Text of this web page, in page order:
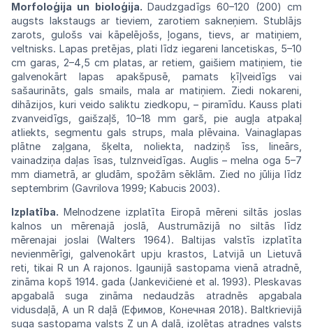
Morfoloģija un bioloģija.Daudzgadīgs 60–120 (200) cm
augsts lakstaugs ar tieviem, zarotiem sakneņiem. Stublājs
zarots, gulošs vai kāpelējošs, ļogans, tievs, ar matiņiem,
veltnisks. Lapas pretējas, plati līdz iegareni lancetiskas, 5–10
cm garas, 2–4,5 cm platas, ar retiem, gaišiem matiņiem, tie
galvenokārt lapas apakšpusē, pamats ķīļveidīgs vai
sašaurināts, gals smails, mala ar matiņiem. Ziedi nokareni,
dihāzijos, kuri veido saliktu ziedkopu, – piramīdu. Kauss plati
zvanveidīgs, gaišzaļš, 10–18 mm garš, pie augļa atpakaļ
atliekts, segmentu gals strups, mala plēvaina. Vainaglapas
plātne zaļgana, šķelta, noliekta, nadziņš īss, lineārs,
vainadziņa daļas īsas, tulznveidīgas. Auglis – melna oga 5–7
mm diametrā, ar gludām, spožām sēklām. Zied no jūlija līdz
septembrim (Gavrilova 1999; Kabucis 2003).
Izplatība.Melnodzene izplatīta Eiropā mēreni siltās joslas
kalnos un mērenajā joslā, Austrumāzijā no siltās līdz
mērenajai joslai (Walters 1964). Baltijas valstīs izplatīta
nevienmērīgi, galvenokārt upju krastos, Latvijā un Lietuvā
reti, tikai R un A rajonos. Igaunijā sastopama vienā atradnē,
zināma kopš 1914. gada (Jankevičienė et al. 1993). Pleskavas
apgabalā suga zināma nedaudzās atradnēs apgabala
vidusdaļā, A un R daļā (Ефимов, Конечная 2018). Baltkrievijā
suga sastopama valsts Z un A daļā, izolētas atradnes valsts